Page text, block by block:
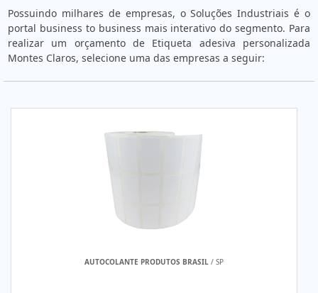
Possuindo milhares de empresas, o Soluções Industriais é o
portal business to business mais interativo do segmento. Para
realizar um orçamento de Etiqueta adesiva personalizada
Montes Claros, selecione uma das empresas a seguir:
AUTOCOLANTE PRODUTOS BRASIL / SP